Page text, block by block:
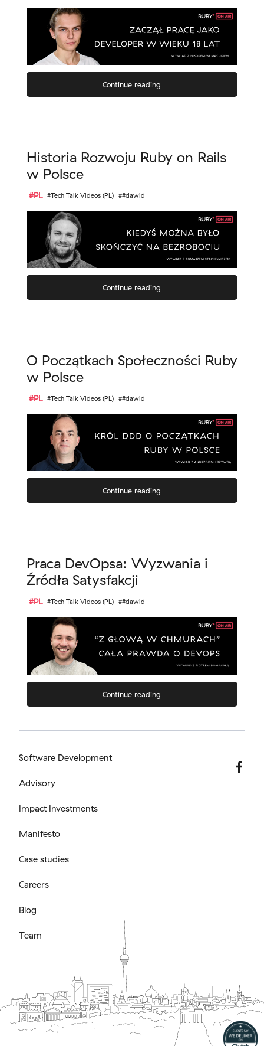
Continue reading
Historia Rozwoju Ruby on Rails
w Polsce
#PL #Tech Talk Videos (PL) ##dawid
Continue reading
O Początkach Społeczności Ruby
w Polsce
#PL #Tech Talk Videos (PL) ##dawid
Continue reading
Praca DevOpsa: Wyzwania i
Źródła Satysfakcji
#PL #Tech Talk Videos (PL) ##dawid
Continue reading
Software Development
Advisory
Impact Investments
Manifesto
Case studies
Careers
Blog
Team